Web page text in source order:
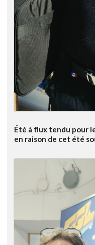
Été à flux tendu pour
en raison de cet été